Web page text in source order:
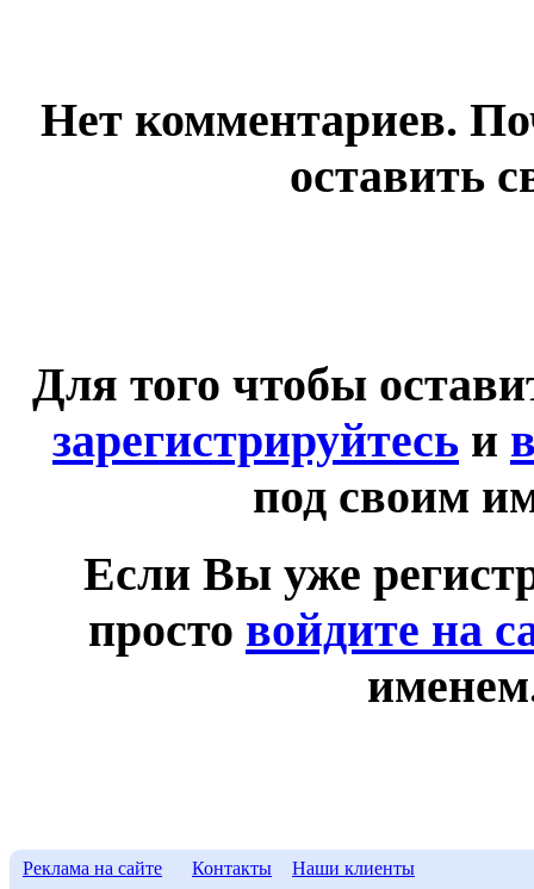
Нет комментариев.
оставить
Для того чтобы
зарегистрируйтесь и
под своим
Если Вы уже
просто войдите на
Реклама на сайте Контакты Наши клиенты